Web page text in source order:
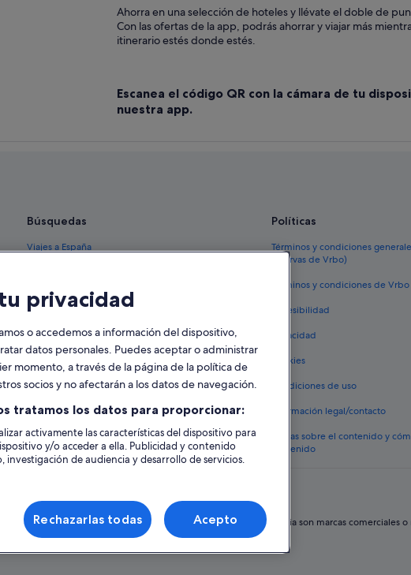
Ahorra en una selección de hoteles y llévate el doble de
Con las ofertas de la app, podrás ahorrar y viajar más
itinerario estés donde estés.
Escanea el código QR con la cámara de tu
nuestra app.
Búsquedas
Viajes a España
Alquileres vacacionales España
Vuelos baratos en España
Alquiler de coches en España
Políticas
Términos y condiciones
reservas de Vrbo)
Términos y condiciones de Vrbo
Accesibilidad
Privacidad
Cookies
Condiciones de uso
Información legal/contacto
Pautas sobre el contenido y
contenido
Todos los derechos reservados. Expedia y el logotipo de Expedia son marcas comerciales
privacidad
o accedemos a información del dispositivo,
datos personales. Puedes aceptar o administrar
momento, a través de la página de la política de
socios y no afectarán a los datos de navegación.
tratamos los datos para proporcionar:
activamente las características del dispositivo para
y/o acceder a ella. Publicidad y contenido
de audiencia y desarrollo de servicios.
Rechazarlas todas Acepto